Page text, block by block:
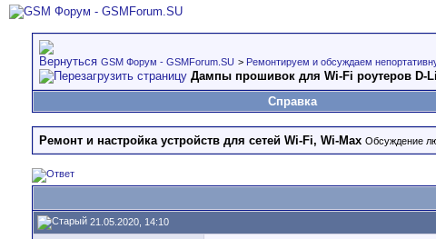
GSM Форум - GSMForum.SU > Ремонтируем и обсуждаем
Дампы прошивок для Wi-Fi роутеров D-
Справка
Ремонт и настройка устройств для сетей Wi-Fi, Wi-Max Обсуждение
21.05.2020, 14:10